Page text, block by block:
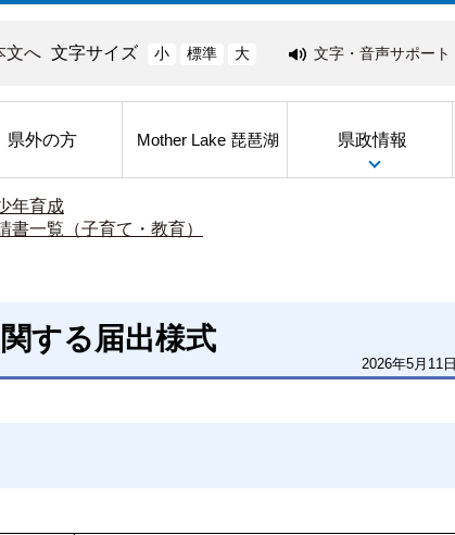
文へ 文字サイズ 小 標準 大 文字・音声サポート
県外の方 Mother Lake 琵琶湖 県政情報
年育成
書一覧（子育て・教育）
する届出様式
2026年5月11日